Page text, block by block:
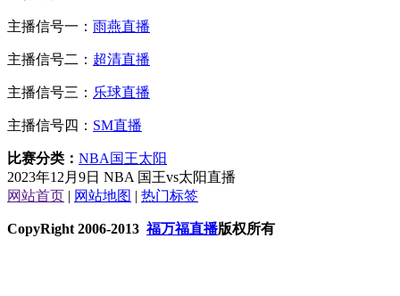
主播信号一： 雨燕直播
主播信号二： 超清直播
主播信号三： 乐球直播
主播信号四： SM直播
比赛分类： NBA 国王太阳
2023年12月9日 NBA 国王vs太阳直播
网站首页 | 网站地图 | 热门标签
CopyRight 2006-2013福万福直播版权所有